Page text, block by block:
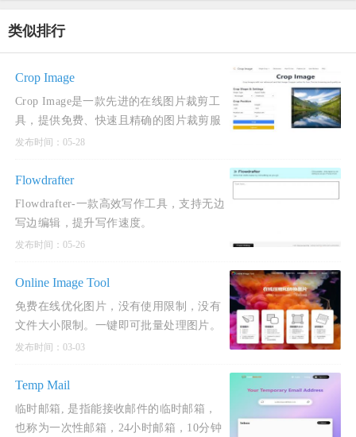
类似排行
Crop Image
Crop Image是一款先进的在线图片裁剪工
具，提供免费、快速且精确的图片裁剪服
务。
发布时间：05-28
Flowdrafter
Flowdrafter-一款高效写作工具，支持无边
写边编辑，提升写作速度。
发布时间：05-26
Online Image Tool
免费在线优化图片，没有使用限制，没有
文件大小限制。一键即可批量处理图片。
将图片压缩90％，支持PNG，JPG，
发布时间：03-03
Temp Mail
临时邮箱, 是指能接收邮件的临时邮箱，
也称为一次性邮箱，24小时邮箱，10分钟